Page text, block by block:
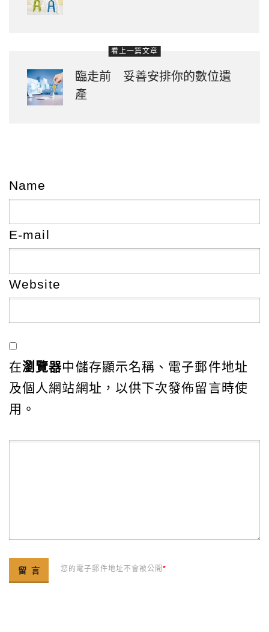
看上一篇文章
臨走前 妥善安排你的數位遺
產
Name
E-mail
Website
在瀏覽器中儲存顯示名稱、電子郵件地址
及個人網站網址，以供下次發佈留言時使
用。
您的電子郵件地址不會被公開*